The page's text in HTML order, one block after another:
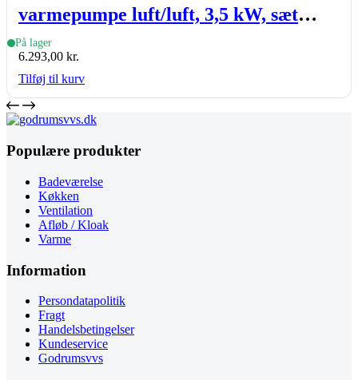
varmepumpe luft/luft, 3,5 kW, sæt
(inde- & udedel.), hvid
På lager
6.293,00 kr.
Tilføj til kurv
Populære produkter
Badeværelse
Køkken
Ventilation
Afløb / Kloak
Varme
Information
Persondatapolitik
Fragt
Handelsbetingelser
Kundeservice
Godrumsvvs